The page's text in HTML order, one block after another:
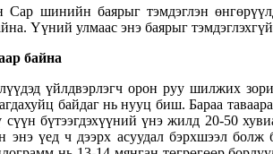
шинийн баярыг тэмдэглэн
Үүний улмаас энэ баярыг
байна
үйлдвэрлэгч орон руу шилжих
байдаг нь нууц биш. Бараа
бүтээгдэхүүний үнэ жилд 20-50
энэ үед ч дээрх асуудал бэрхшээл болж